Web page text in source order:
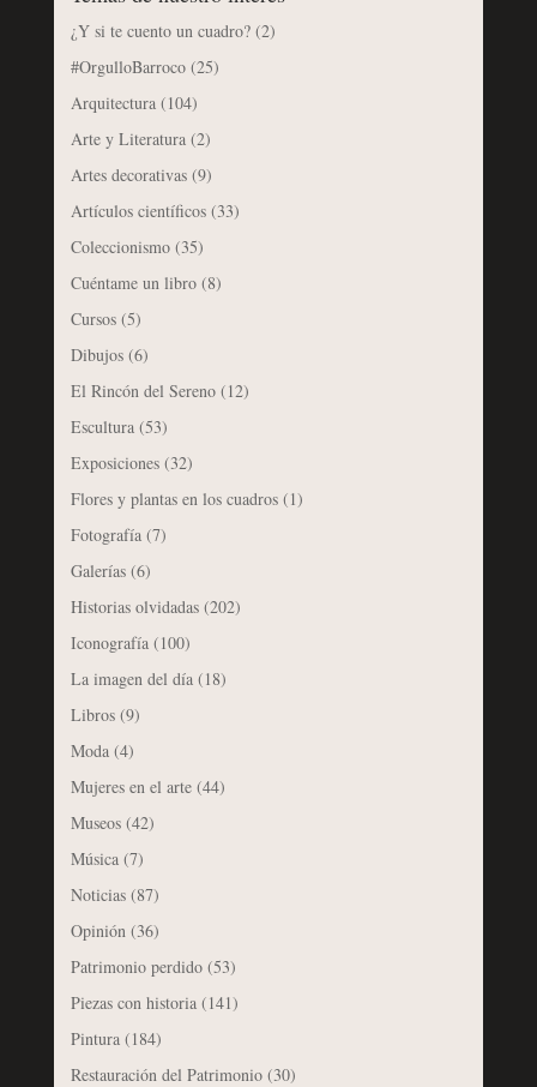
¿Y si te cuento un cuadro?(2)
#OrgulloBarroco(25)
Arquitectura(104)
Arte y Literatura(2)
Artes decorativas(9)
Artículos científicos(33)
Coleccionismo(35)
Cuéntame un libro(8)
Cursos(5)
Dibujos(6)
El Rincón del Sereno(12)
Escultura(53)
Exposiciones(32)
Flores y plantas en los cuadros(1)
Fotografía(7)
Galerías(6)
Historias olvidadas(202)
Iconografía(100)
La imagen del día(18)
Libros(9)
Moda(4)
Mujeres en el arte(44)
Museos(42)
Música(7)
Noticias(87)
Opinión (36)
Patrimonio perdido(53)
Piezas con historia(141)
Pintura(184)
Restauración del Patrimonio(30)